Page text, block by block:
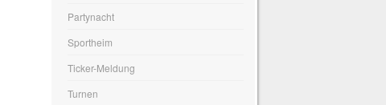
Partynacht
Sportheim
Ticker-Meldung
Turnen